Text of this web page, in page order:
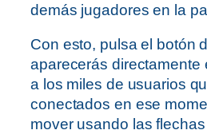
demás jugadores en la
Con esto, pulsa el botón
aparecerás directamente
a los miles de usuarios
conectados en ese
mover usando las